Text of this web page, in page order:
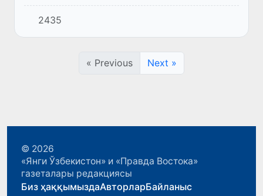
әмелге асырыў илажлары ҳаққында
мәлимлеме берилди.
2435
« Previous Next »
© 2026
«Янги Ўзбекистон» и «Правда Востока»
газеталары редакциясы
Биз ҳаққымыздаАвторларБайланыс